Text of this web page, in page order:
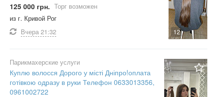
12
125 000 грн. Торг возможен
из г. Кривой Рог
Вчера 21:32
Парикмахерские услуги
Куплю волосся Дорого у місті Дніпро!оплата
готівкою одразу в руки Телефон 0633013356,
0961002722